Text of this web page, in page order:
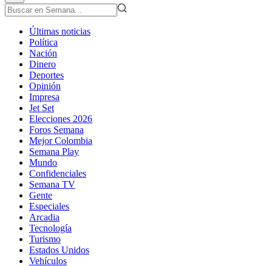
Últimas noticias
Política
Nación
Dinero
Deportes
Opinión
Impresa
Jet Set
Elecciones 2026
Foros Semana
Mejor Colombia
Semana Play
Mundo
Confidenciales
Semana TV
Gente
Especiales
Arcadia
Tecnología
Turismo
Estados Unidos
Vehículos